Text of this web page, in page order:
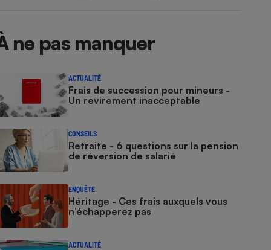
ne pas manquer
ACTUALITÉ
Frais de succession pour mineurs -
Un revirement inacceptable
CONSEILS
Retraite - 6 questions sur la pension
de réversion de salarié
ENQUÊTE
Héritage - Ces frais auxquels vous
n’échapperez pas
ACTUALITÉ